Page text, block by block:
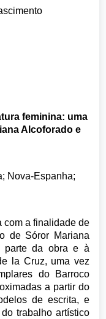
feminina: uma
Alcoforado e
Nova-Espanha;
com a finalidade de
de Sóror Mariana
parte da obra e à
la Cruz, uma vez
do Barroco
a partir do
de escrita, e
trabalho artístico